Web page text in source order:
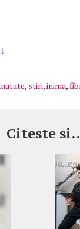
, stiri,inima,
Citeste